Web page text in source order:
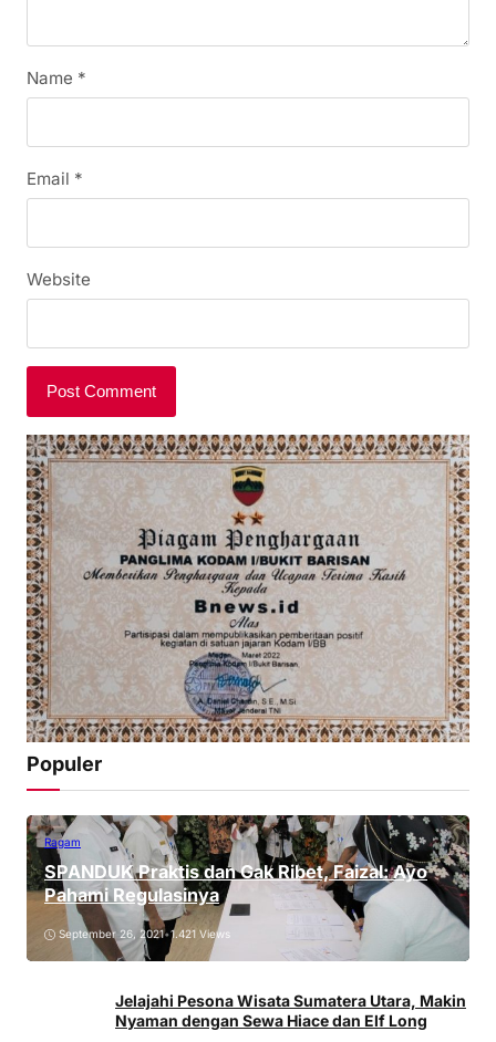
Name *
Email *
Website
Populer
Ragam
SPANDUK Praktis dan Gak Ribet, Faizal: Ayo
Pahami Regulasinya
September 26, 2021•1.421 Views
Jelajahi Pesona Wisata Sumatera Utara, Makin
Nyaman dengan Sewa Hiace dan Elf Long